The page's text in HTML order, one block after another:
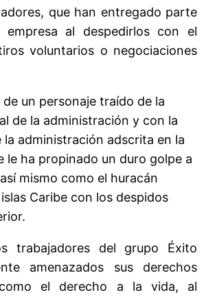
que han entregado parte
al despedirlos con el
voluntarios o negociaciones
un personaje traído de la
de la administración y con la
la administración adscrita en la
le ha propinado un duro golpe a
mismo como el huracán
Caribe con los despidos
trabajadores del grupo Éxito
amenazados sus derechos
como el derecho a la vida, al